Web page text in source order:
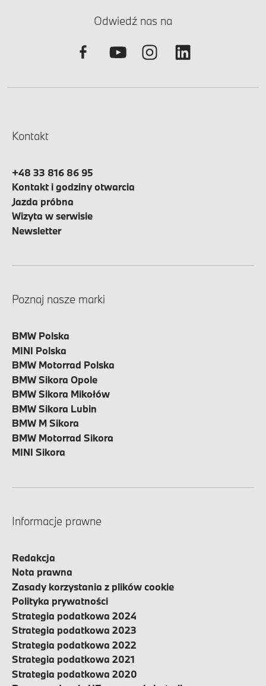
Odwiedź nas na
Kontakt
+48 33 816 86 95
Kontakt i godziny otwarcia
Jazda próbna
Wizyta w serwisie
Newsletter
Poznaj nasze marki
BMW Polska
MINI Polska
BMW Motorrad Polska
BMW Sikora Opole
BMW Sikora Mikołów
BMW Sikora Lubin
BMW M Sikora
BMW Motorrad Sikora
MINI Sikora
Informacje prawne
Redakcja
Nota prawna
Zasady korzystania z plików cookie
Polityka prywatności
Strategia podatkowa 2024
Strategia podatkowa 2023
Strategia podatkowa 2022
Strategia podatkowa 2021
Strategia podatkowa 2020